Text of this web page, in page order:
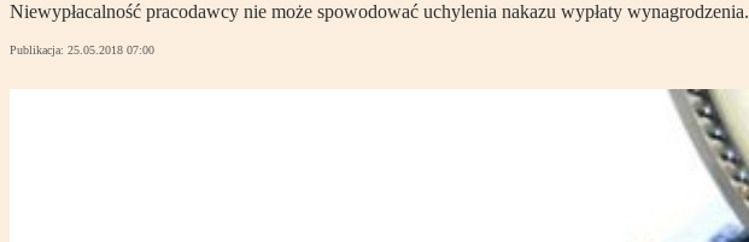
Niewypłacalność pracodawcy nie może spowodować uchylenia nakazu wypłaty wynagrodzenia.
Publikacja: 25.05.2018 07:00